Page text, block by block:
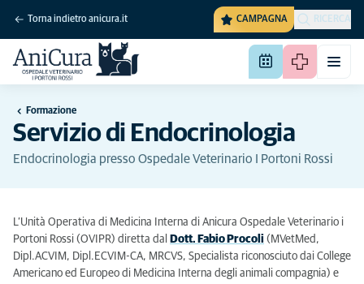
Torna indietro anicura.it CAMPAGNA RICERCA
Formazione
Servizio di Endocrinologia
Endocrinologia presso Ospedale Veterinario I Portoni Rossi
L’Unità Operativa di Medicina Interna di Anicura Ospedale Veterinario i
Portoni Rossi (OVIPR) diretta dal
Dott. Fabio Procoli (MVetMed,
Dipl.ACVIM, Dipl.ECVIM-CA, MRCVS, Specialista riconosciuto dai College
Americano ed Europeo di Medicina Interna degli animali compagnia) e